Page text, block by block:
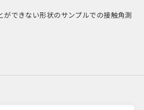
ができない形状のサンプルでの接触角測